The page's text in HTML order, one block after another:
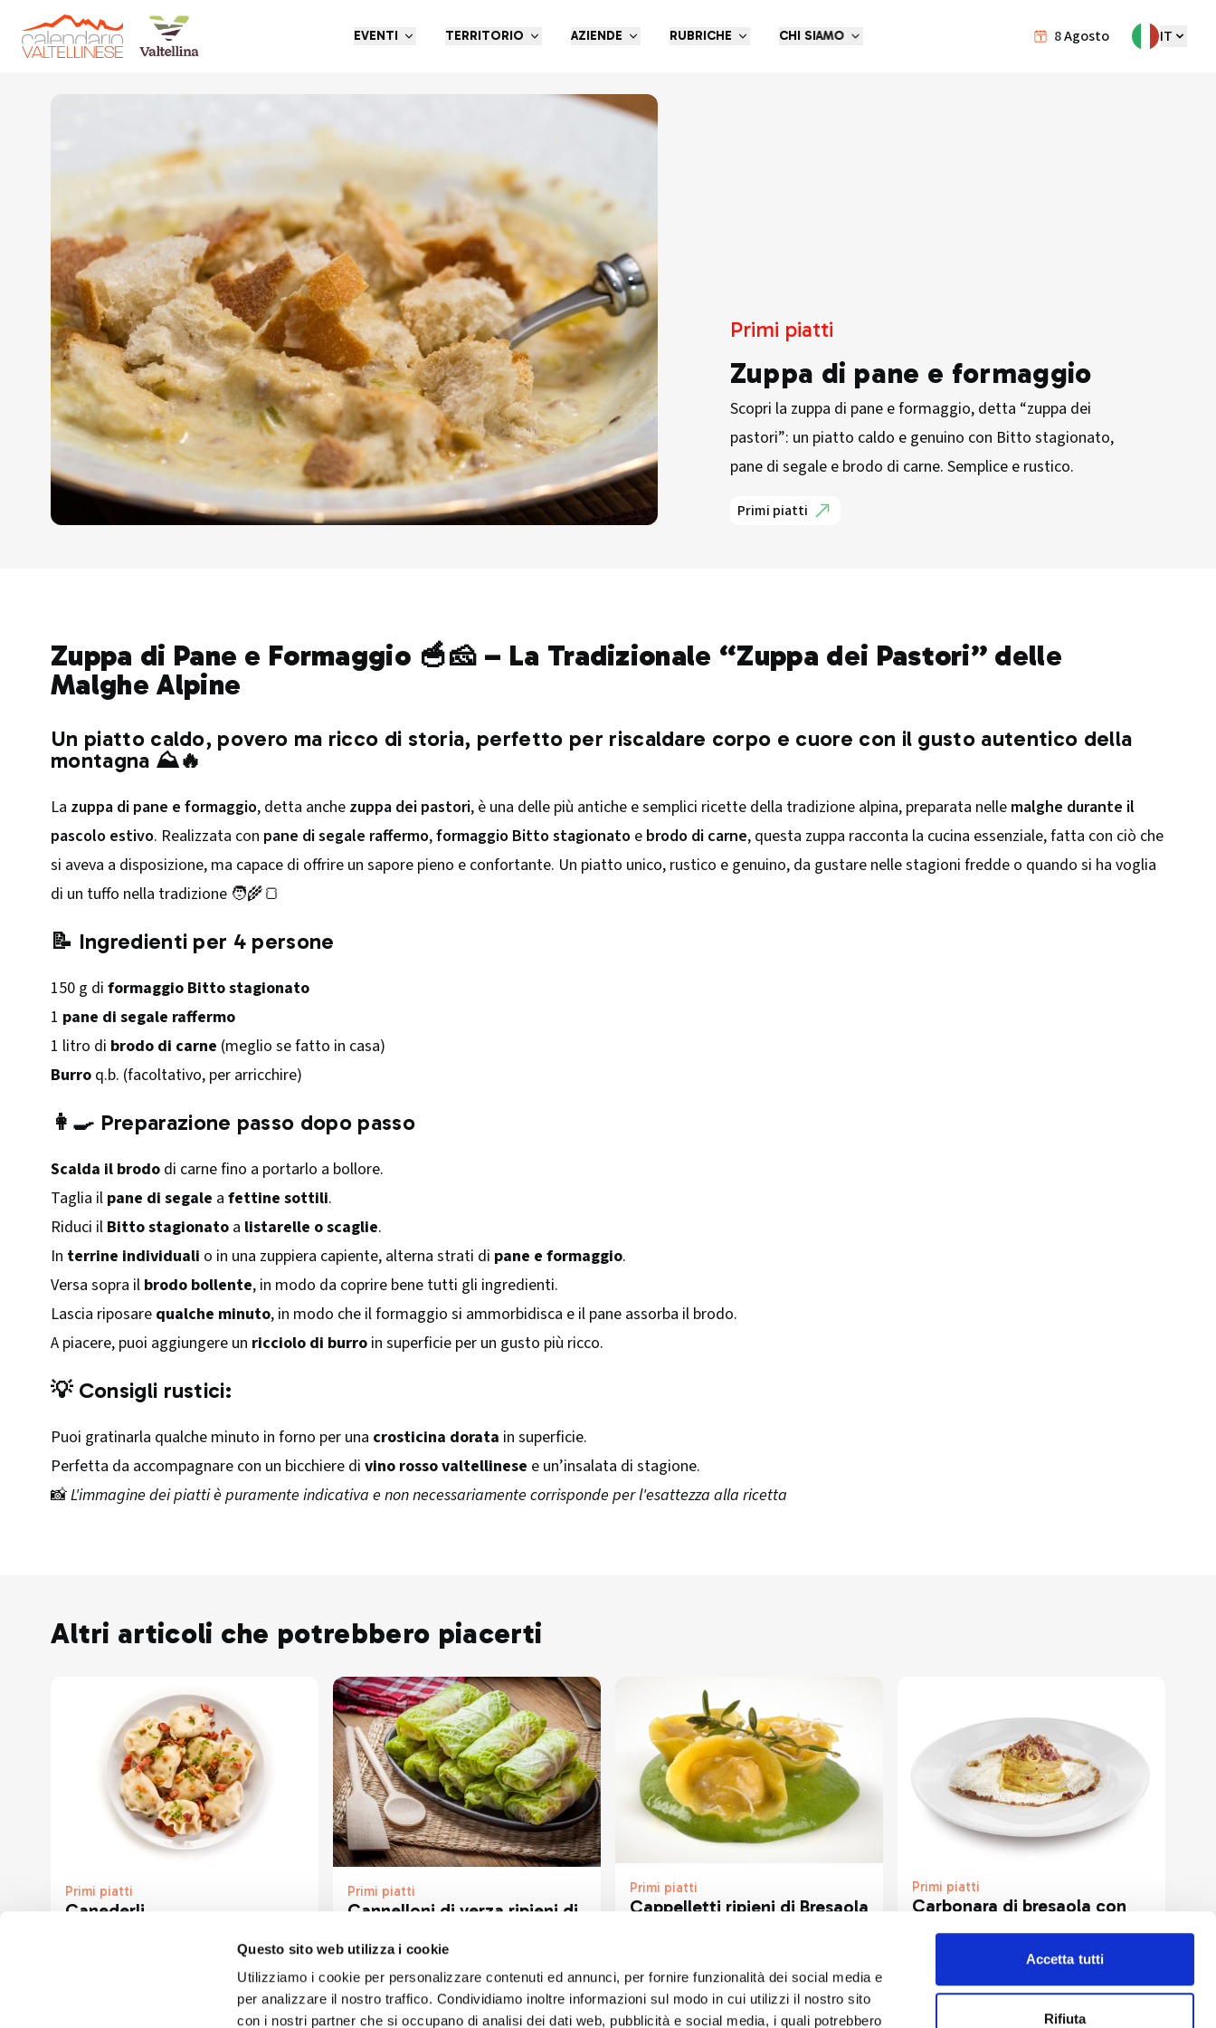
Questo sito web utilizza i cookie
Utilizziamo i cookie per personalizzare contenuti ed annunci, per fornire funzionalità dei social media e
per analizzare il nostro traffico. Condividiamo inoltre informazioni sul modo in cui utilizzi il nostro sito
con i nostri partner che si occupano di analisi dei dati web, pubblicità e social media, i quali potrebbero
Accetta tutti
Rifiuta
8Agosto IT
EVENTI TERRITORIO AZIENDE RUBRICHE CHI SIAMO
Torna indietro
Primi piatti
Zuppa di pane e formaggio
Scopri la zuppa di pane e formaggio, detta “zuppa dei
pastori”: un piatto caldo e genuino con Bitto stagionato,
pane di segale e brodo di carne. Semplice e rustico.
Primi piatti
Zuppa di Pane e Formaggio 🥣🧀 – La Tradizionale “Zuppa dei Pastori” delle
Malghe Alpine
Un piatto caldo, povero ma ricco di storia, perfetto per riscaldare corpo e cuore con il gusto autentico della
montagna ⛰️🔥
La zuppa di pane e formaggio, detta anche zuppa dei pastori, è una delle più antiche e semplici ricette della tradizione alpina, preparata nelle malghe durante il
pascolo estivo. Realizzata con pane di segale raffermo,formaggio Bitto stagionato e brodo di carne, questa zuppa racconta la cucina essenziale, fatta con ciò che
si aveva a disposizione, ma capace di offrire un sapore pieno e confortante. Un piatto unico, rustico e genuino, da gustare nelle stagioni fredde o quando si ha voglia
di un tuffo nella tradizione 🧑‍🌾🍞
📝 Ingredienti per 4 persone
150 g di formaggio Bitto stagionato
1 pane di segale raffermo
1 litro di brodo di carne (meglio se fatto in casa)
Burro q.b. (facoltativo, per arricchire)
👩‍🍳 Preparazione passo dopo passo
Scalda il brodo di carne fino a portarlo a bollore.
Taglia il pane di segale a fettine sottili.
Riduci il Bitto stagionato a listarelle o scaglie.
In terrine individuali o in una zuppiera capiente, alterna strati di pane e formaggio.
Versa sopra il brodo bollente, in modo da coprire bene tutti gli ingredienti.
Lascia riposare qualche minuto, in modo che il formaggio si ammorbidisca e il pane assorba il brodo.
A piacere, puoi aggiungere un ricciolo di burro in superficie per un gusto più ricco.
💡 Consigli rustici:
Puoi gratinarla qualche minuto in forno per una crosticina dorata in superficie.
Perfetta da accompagnare con un bicchiere di vino rosso valtellinese e un’insalata di stagione.
📸L'immagine dei piatti è puramente indicativa e non necessariamente corrisponde per l'esattezza alla ricetta
Altri articoli che potrebbero piacerti
Primi piatti
Canederli
Primi piatti
Cannelloni di verza ripieni di
Primi piatti
Cappelletti ripieni di Bresaola
Primi piatti
Carbonara di bresaola con